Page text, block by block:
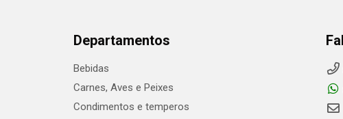
Departamentos
Bebidas
Carnes, Aves e Peixes
Condimentos e temperos